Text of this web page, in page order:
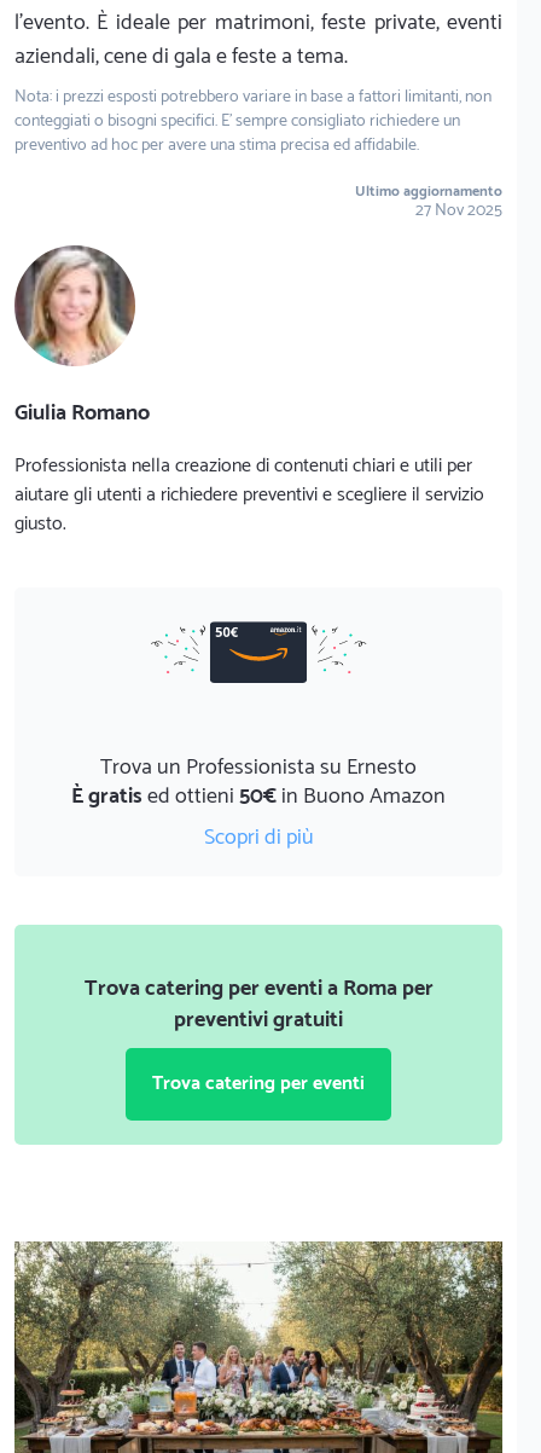
l'evento. È ideale per matrimoni, feste private, eventi
aziendali, cene di gala e feste a tema.
Nota: i prezzi esposti potrebbero variare in base a fattori limitanti, non
conteggiati o bisogni specifici. E' sempre consigliato richiedere un
preventivo ad hoc per avere una stima precisa ed affidabile.
Ultimo aggiornamento
27 Nov 2025
Giulia Romano
Professionista nella creazione di contenuti chiari e utili per
aiutare gli utenti a richiedere preventivi e scegliere il servizio
giusto.
Trova un Professionista su Ernesto
È gratised ottieni50€in Buono Amazon
Scopri di più
Trova catering per eventi a Roma per
preventivi gratuiti
Trova catering per eventi